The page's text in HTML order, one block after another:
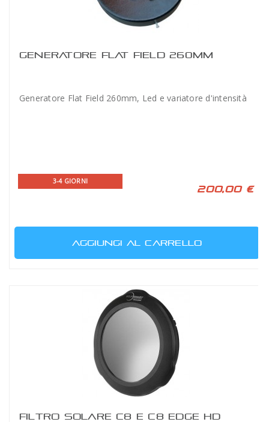
GENERATORE FLAT FIELD 260MM
Generatore Flat Field 260mm, Led e variatore d'intensità
3-4 GIORNI
200,00 €
AGGIUNGI AL CARRELLO
FILTRO SOLARE C8 E C8 EDGE HD